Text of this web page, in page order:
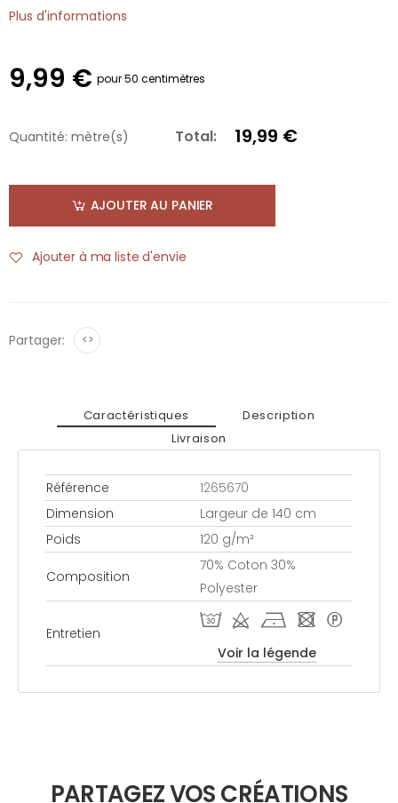
Plus d'informations
9,99 € pour 50 centimètres
Quantité: mètre(s) Total: 19,99 €
AJOUTER AU PANIER
Ajouter à ma liste d'envie
Partager: <>
Caractéristiques
Description
Livraison
Référence
1265670
Dimension
Largeur de 140 cm
Poids
120 g/m²
Composition
70% Coton 30%
Polyester
Entretien
T d h - *
Voir la légende
PARTAGEZ VOS CRÉATIONS